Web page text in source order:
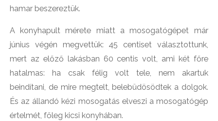
hamar beszereztük.
A konyhapult mérete miatt a mosogatógépet már
június végén megvettük: 45 centiset választottunk,
mert az előző lakásban 60 centis volt, ami két főre
hatalmas: ha csak félig volt tele, nem akartuk
beindítani, de mire megtelt, belebüdösödtek a dolgok.
És az állandó kézi mosogatás elveszi a mosogatógép
értelmét, főleg kicsi konyhában.